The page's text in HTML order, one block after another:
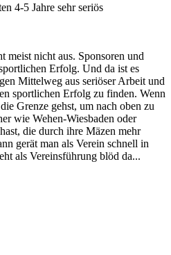
4-5 Jahre sehr seriös
meist nicht aus. Sponsoren und
Erfolg. Und da ist es
Mittelweg aus seriöser Arbeit und
sportlichen Erfolg zu finden. Wenn
Grenze gehst, um nach oben zu
wie Wehen-Wiesbaden oder
die durch ihre Mäzen mehr
gerät man als Verein schnell in
als Vereinsführung blöd da...